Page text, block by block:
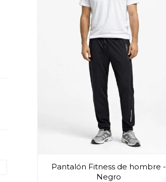
Pantalón Fitness de hombre -
Negro